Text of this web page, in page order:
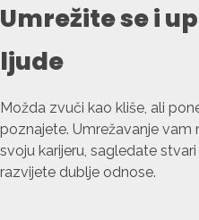
Umrežite se i
ljude
Možda zvuči kao kliše, ali
poznajete. Umrežavanje
svoju karijeru, sagledate
razvijete dublje odnose.